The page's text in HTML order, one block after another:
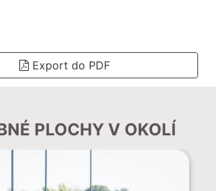
Export do PDF
PLOCHY V OKOLÍ